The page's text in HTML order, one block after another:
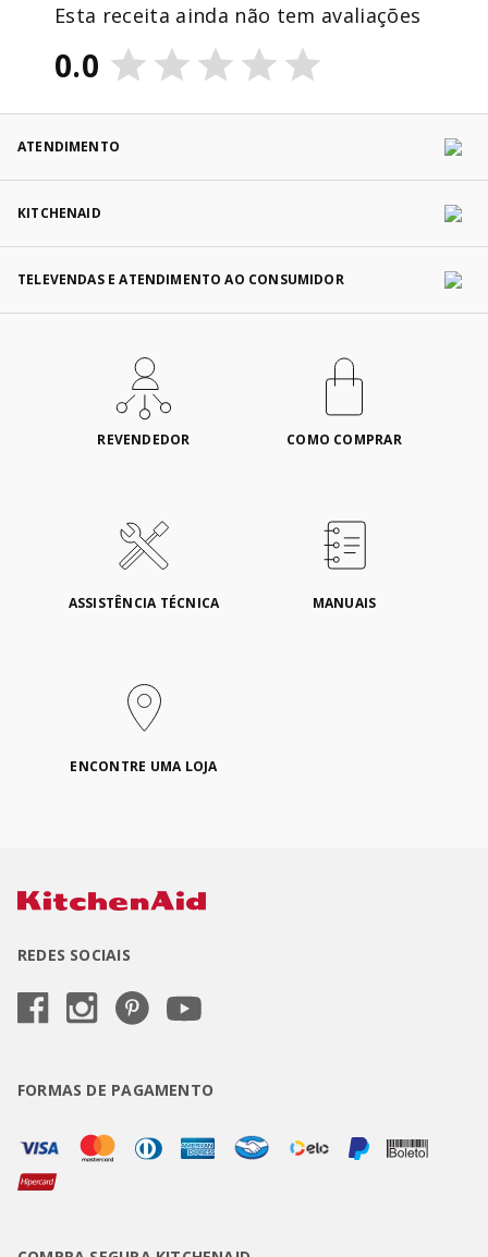
Esta receita ainda não tem avaliações
0.0
ATENDIMENTO
KITCHENAID
TELEVENDAS E ATENDIMENTO AO CONSUMIDOR
REVENDEDOR COMO COMPRAR
ASSISTÊNCIA TÉCNICA MANUAIS
ENCONTRE UMA LOJA
REDES SOCIAIS
FORMAS DE PAGAMENTO